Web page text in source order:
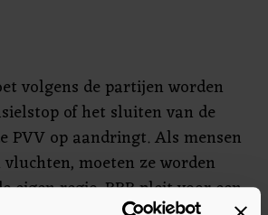
volgens de partijen worden
of het sluiten van de
PVV op aandringt. Als mensen
moeten ze worden
eigen regio. BBB pleit voor een